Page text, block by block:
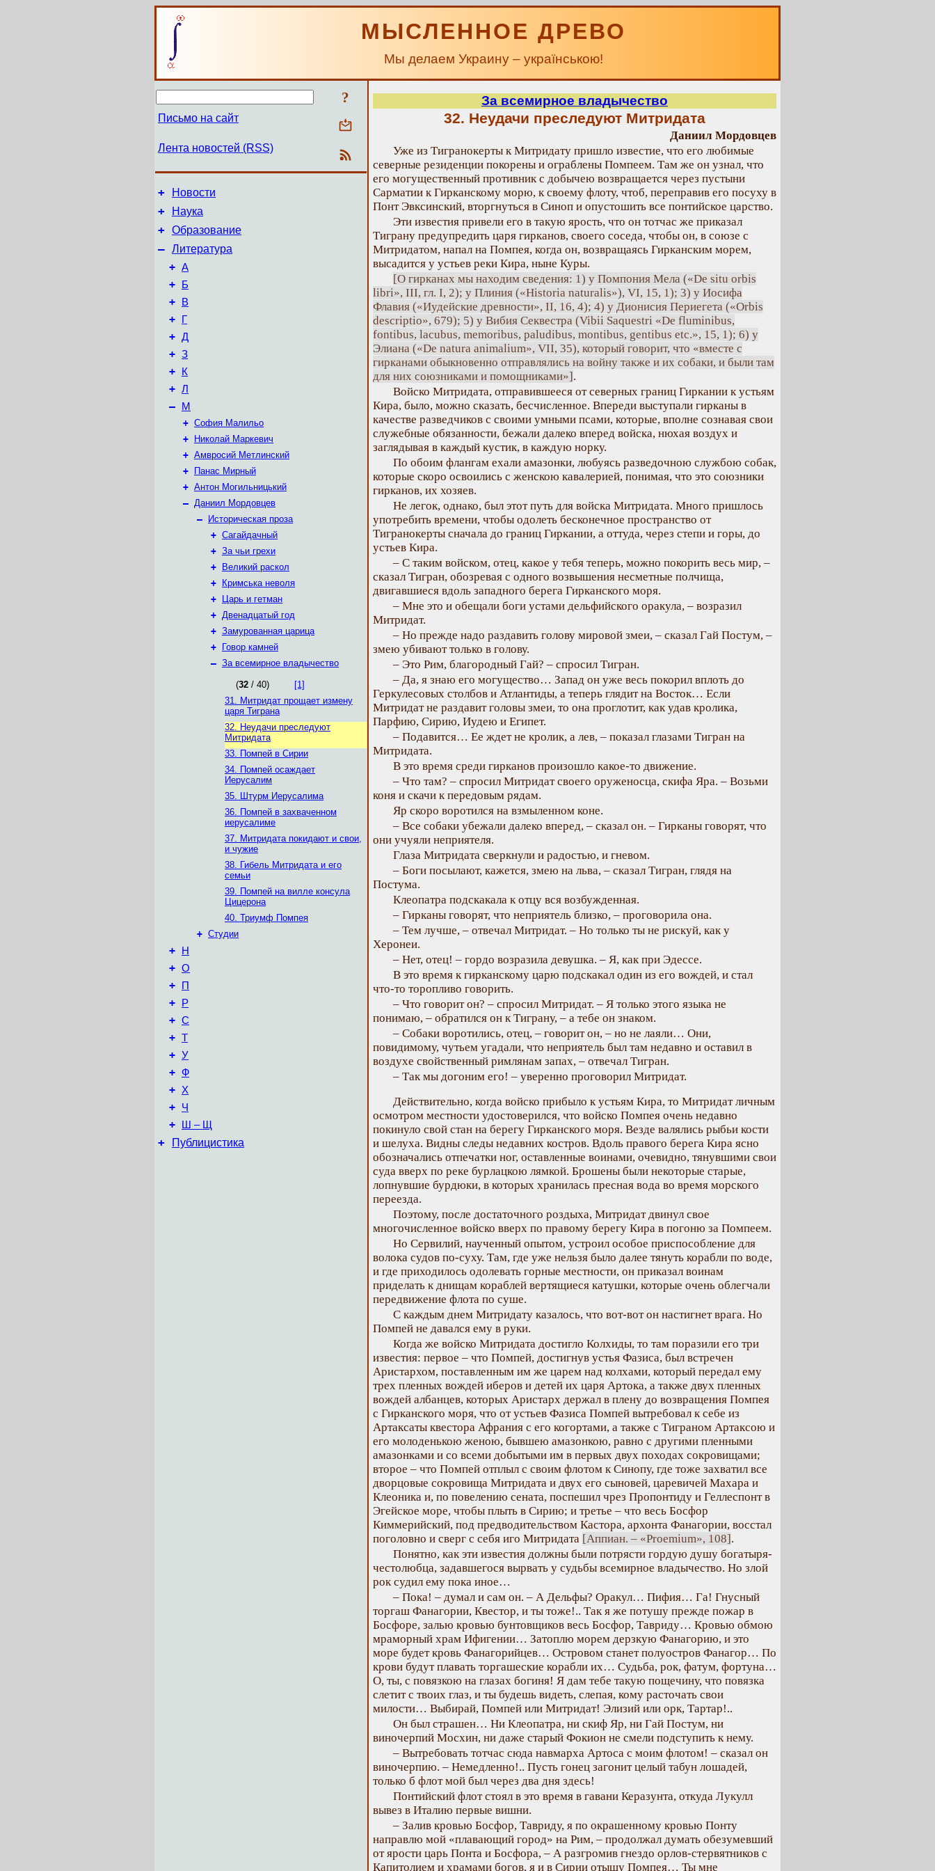
МЫСЛЕННОЕ ДРЕВО
Мы делаем Украину – українською!
?
Письмо на сайт
Лента новостей (RSS)
+ Новости
+ Наука
+ Образование
– Литература
+ А
+ Б
+ В
+ Г
+ Д
+ З
+ К
+ Л
– М
+ София Малильо
+
Николай Маркевич
+ Амвросий Метлинский
+
Панас Мирный
+ Антон Могильницький
– Даниил Мордовцев
–
Историческая проза
+ Сагайдачный
+ За чьи грехи
+
Великий раскол
+
Кримська неволя
+
Царь и гетман
+ Двенадцатый год
+ Замурованная царица
+
Говор камней
– За всемирное владычество
(32 / 40)
[1]
31. Митридат прощает измену
царя Тиграна
32. Неудачи преследуют
Митридата
33. Помпей в Сирии
34. Помпей осаждает
Иерусалим
35. Штурм Иерусалима
36. Помпей в захваченном
иерусалиме
37. Митридата покидают и свои,
и чужие
38. Гибель Митридата и его
семьи
39. Помпей на вилле консула
Цицерона
40. Триумф Помпея
+ Студии
+ Н
+ О
+ П
+ Р
+ С
+ Т
+ У
+ Ф
+ Х
+ Ч
+ Ш – Щ
+ Публицистика
За всемирное владычество
32. Неудачи преследуют Митридата
Даниил Мордовцев
Уже из Тигранокерты к Митридату пришло известие, что его любимые
северные резиденции покорены и ограблены Помпеем. Там же он узнал, что
его могущественный противник с добычею возвращается через пустыни
Сарматии к Гирканскому морю, к своему флоту, чтоб, переправив его посуху в
Понт Эвксинский, вторгнуться в Синоп и опустошить все понтийское царство.
Эти известия привели его в такую ярость, что он тотчас же приказал
Тиграну предупредить царя гирканов, своего соседа, чтобы он, в союзе с
Митридатом, напал на Помпея, когда он, возвращаясь Гирканским морем,
высадится у устьев реки Кира, ныне Куры.
[О гирканах мы находим сведения: 1) у Помпония Мела («De situ orbis
libri», III, гл. I, 2); у Плиния («Historia naturalis»), VI, 15, 1); 3) у Иосифа
Флавия («Иудейские древности», II, 16, 4); 4) у Дионисия Периегета («Orbis
descriptio», 679); 5) у Вибия Секвестра (Vibii Saquestri «De fluminibus,
fontibus, lacubus, memoribus, paludibus, montibus, gentibus etc.», 15, 1); 6) у
Элиана («De natura animalium», VII, 35), который говорит, что «вместе с
гирканами обыкновенно отправлялись на войну также и их собаки, и были там
для них союзниками и помощниками»].
Войско Митридата, отправившееся от северных границ Гиркании к устьям
Кира, было, можно сказать, бесчисленное. Впереди выступали гирканы в
качестве разведчиков с своими умными псами, которые, вполне сознавая свои
служебные обязанности, бежали далеко вперед войска, нюхая воздух и
заглядывая в каждый кустик, в каждую норку.
По обоим флангам ехали амазонки, любуясь разведочною службою собак,
которые скоро освоились с женскою кавалерией, понимая, что это союзники
гирканов, их хозяев.
Не легок, однако, был этот путь для войска Митридата. Много пришлось
употребить времени, чтобы одолеть бесконечное пространство от
Тигранокерты сначала до границ Гиркании, а оттуда, через степи и горы, до
устьев Кира.
– С таким войском, отец, какое у тебя теперь, можно покорить весь мир, –
сказал Тигран, обозревая с одного возвышения несметные полчища,
двигавшиеся вдоль западного берега Гирканского моря.
– Мне это и обещали боги устами дельфийского оракула, – возразил
Митридат.
– Но прежде надо раздавить голову мировой змеи, – сказал Гай Постум, –
змею убивают только в голову.
– Это Рим, благородный Гай? – спросил Тигран.
– Да, я знаю его могущество… Запад он уже весь покорил вплоть до
Геркулесовых столбов и Атлантиды, а теперь глядит на Восток… Если
Митридат не раздавит головы змеи, то она проглотит, как удав кролика,
Парфию, Сирию, Иудею и Египет.
– Подавится… Ее ждет не кролик, а лев, – показал глазами Тигран на
Митридата.
В это время среди гирканов произошло какое-то движение.
– Что там? – спросил Митридат своего оруженосца, скифа Яра. – Возьми
коня и скачи к передовым рядам.
Яр скоро воротился на взмыленном коне.
– Все собаки убежали далеко вперед, – сказал он. – Гирканы говорят, что
они учуяли неприятеля.
Глаза Митридата сверкнули и радостью, и гневом.
– Боги посылают, кажется, змею на льва, – сказал Тигран, глядя на
Постума.
Клеопатра подскакала к отцу вся возбужденная.
– Гирканы говорят, что неприятель близко, – проговорила она.
– Тем лучше, – отвечал Митридат. – Но только ты не рискуй, как у
Херонеи.
– Нет, отец! – гордо возразила девушка. – Я, как при Эдессе.
В это время к гирканскому царю подскакал один из его вождей, и стал
что-то торопливо говорить.
– Что говорит он? – спросил Митридат. – Я только этого языка не
понимаю, – обратился он к Тиграну, – а тебе он знаком.
– Собаки воротились, отец, – говорит он, – но не лаяли… Они,
повидимому, чутьем угадали, что неприятель был там недавно и оставил в
воздухе свойственный римлянам запах, – отвечал Тигран.
– Так мы догоним его! – уверенно проговорил Митридат.
Действительно, когда войско прибыло к устьям Кира, то Митридат личным
осмотром местности удостоверился, что войско Помпея очень недавно
покинуло свой стан на берегу Гирканского моря. Везде валялись рыбьи кости
и шелуха. Видны следы недавних костров. Вдоль правого берега Кира ясно
обозначались отпечатки ног, оставленные воинами, очевидно, тянувшими свои
суда вверх по реке бурлацкою лямкой. Брошены были некоторые старые,
лопнувшие бурдюки, в которых хранилась пресная вода во время морского
переезда.
Поэтому, после достаточного роздыха, Митридат двинул свое
многочисленное войско вверх по правому берегу Кира в погоню за Помпеем.
Но Сервилий, наученный опытом, устроил особое приспособление для
волока судов по-суху. Там, где уже нельзя было далее тянуть корабли по воде,
и где приходилось одолевать горные местности, он приказал воинам
приделать к днищам кораблей вертящиеся катушки, которые очень облегчали
передвижение флота по суше.
С каждым днем Митридату казалось, что вот-вот он настигнет врага. Но
Помпей не давался ему в руки.
Когда же войско Митридата достигло Колхиды, то там поразили его три
известия: первое – что Помпей, достигнув устья Фазиса, был встречен
Аристархом, поставленным им же царем над колхами, который передал ему
трех пленных вождей иберов и детей их царя Артока, а также двух пленных
вождей албанцев, которых Аристарх держал в плену до возвращения Помпея
с Гирканского моря, что от устьев Фазиса Помпей вытребовал к себе из
Артаксаты квестора Афрания с его когортами, а также с Тиграном Артаксою и
его молоденькою женою, бывшею амазонкою, равно с другими пленными
амазонками и со всеми добытыми им в первых двух походах сокровищами;
второе – что Помпей отплыл с своим флотом к Синопу, где тоже захватил все
дворцовые сокровища Митридата и двух его сыновей, царевичей Махара и
Клеоника и, по повелению сената, поспешил чрез Пропонтиду и Геллеспонт в
Эгейское море, чтобы плыть в Сирию; и третье – что весь Босфор
Киммерийский, под предводительством Кастора, архонта Фанагории, восстал
поголовно и сверг с себя иго Митридата [Аппиан. – «Proemium», 108].
Понятно, как эти известия должны были потрясти гордую душу богатыря-
честолюбца, задавшегося вырвать у судьбы всемирное владычество. Но злой
рок судил ему пока иное…
– Пока! – думал и сам он. – А Дельфы? Оракул… Пифия… Га! Гнусный
торгаш Фанагории, Квестор, и ты тоже!.. Так я же потушу прежде пожар в
Босфоре, залью кровью бунтовщиков весь Босфор, Тавриду… Кровью обмою
мраморный храм Ифигении… Затоплю морем дерзкую Фанагорию, и это
море будет кровь Фанагорийцев… Островом станет полуостров Фанагор… По
крови будут плавать торгашеские корабли их… Судьба, рок, фатум, фортуна…
О, ты, с повязкою на глазах богиня! Я дам тебе такую пощечину, что повязка
слетит с твоих глаз, и ты будешь видеть, слепая, кому расточать свои
милости… Выбирай, Помпей или Митридат! Элизий или орк, Тартар!..
Он был страшен… Ни Клеопатра, ни скиф Яр, ни Гай Постум, ни
виночерпий Мосхин, ни даже старый Фокион не смели подступить к нему.
– Вытребовать тотчас сюда навмарха Артоса с моим флотом! – сказал он
виночерпию. – Немедленно!.. Пусть гонец загонит целый табун лошадей,
только б флот мой был через два дня здесь!
Понтийский флот стоял в это время в гавани Керазунта, откуда Лукулл
вывез в Италию первые вишни.
– Залив кровью Босфор, Тавриду, я по окрашенному кровью Понту
направлю мой «плавающий город» на Рим, – продолжал думать обезумевший
от ярости царь Понта и Босфора, – А разгромив гнездо орлов-стервятников с
Капитолием и храмами богов, я и в Сирии отыщу Помпея… Ты мне